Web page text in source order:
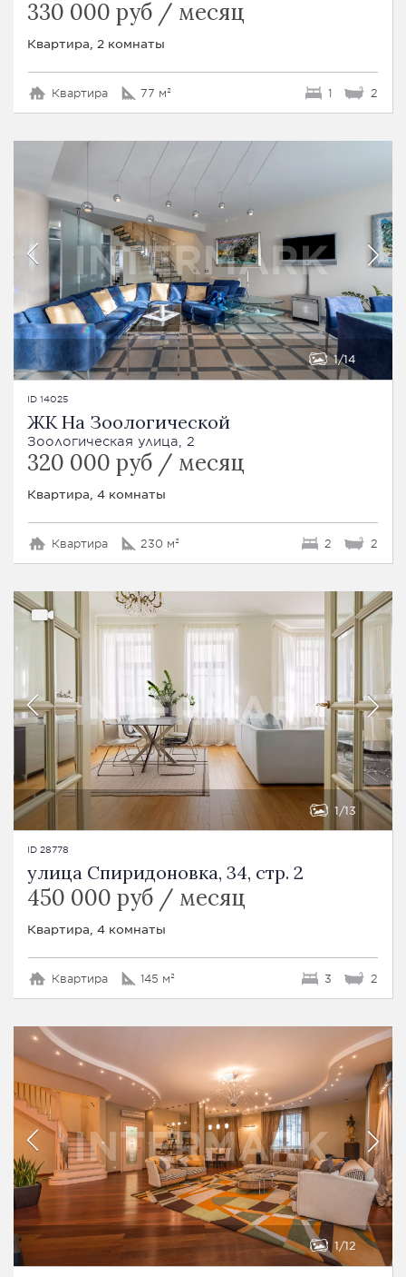
330 000 руб / месяц
Квартира, 2 комнаты
Квартира 77 м² 1 2
1 14
ID 14025
ЖК На Зоологической
Зоологическая улица, 2
320 000 руб / месяц
Квартира, 4 комнаты
Квартира 230 м² 2 2
1 13
ID 28778
улица Спиридоновка, 34, стр. 2
450 000 руб / месяц
Квартира, 4 комнаты
Квартира 145 м² 3 2
1 12